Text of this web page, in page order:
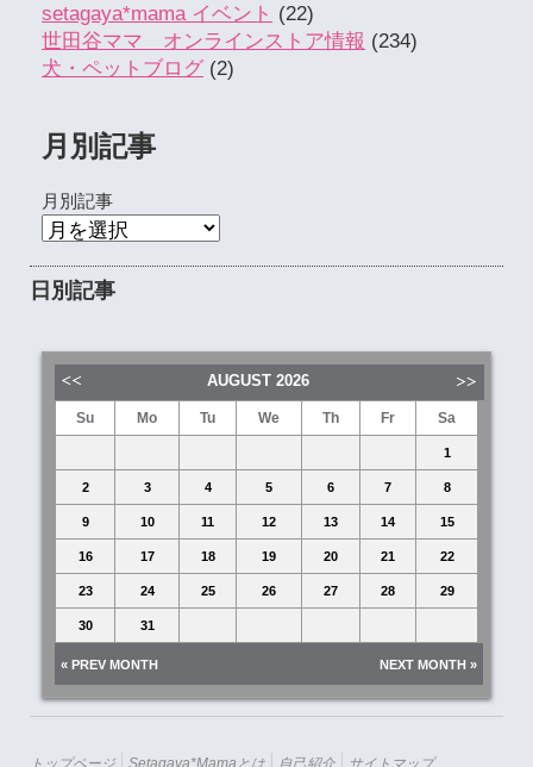
setagaya*mama イベント (22)
世田谷ママ オンラインストア情報 (234)
犬・ペットブログ (2)
月別記事
月別記事
日別記事
AUGUST 2026
Su Mo Tu We Th Fr Sa
1
2 3 4 5 6 7 8
9 10 11 12 13 14 15
16 17 18 19 20 21 22
23 24 25 26 27 28 29
30 31
« PREV MONTH NEXT MONTH »
トップページ Setagaya*mamaとは 自己紹介 サイトマップ